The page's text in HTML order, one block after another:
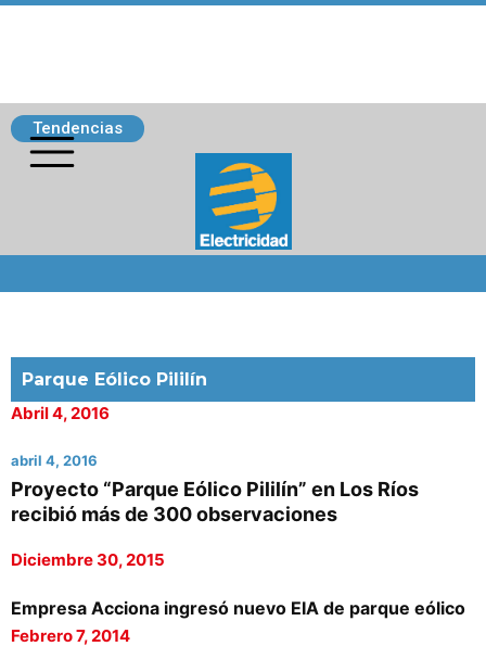
Tendencias
Parque Eólico Pililín
Abril 4, 2016
abril 4, 2016
Proyecto “Parque Eólico Pililín” en Los Ríos
recibió más de 300 observaciones
Diciembre 30, 2015
Empresa Acciona ingresó nuevo EIA de parque eólico
Febrero 7, 2014